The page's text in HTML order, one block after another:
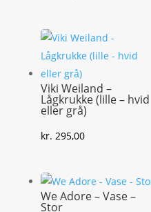
Viki Weiland –
Lågkrukke (lille – hvid
eller grå)
kr. 295,00
We Adore – Vase –
Stor